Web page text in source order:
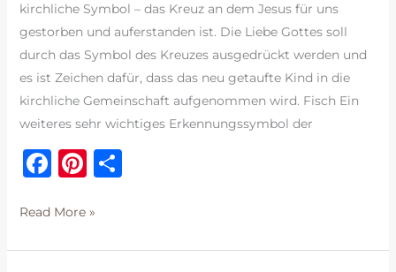
kirchliche Symbol – das Kreuz an dem Jesus für uns
gestorben und auferstanden ist. Die Liebe Gottes soll
durch das Symbol des Kreuzes ausgedrückt werden und
es ist Zeichen dafür, dass das neu getaufte Kind in die
kirchliche Gemeinschaft aufgenommen wird. Fisch Ein
weiteres sehr wichtiges Erkennungssymbol der
F
c
e
Pi
te
re
T
n
Symbole
Read More »